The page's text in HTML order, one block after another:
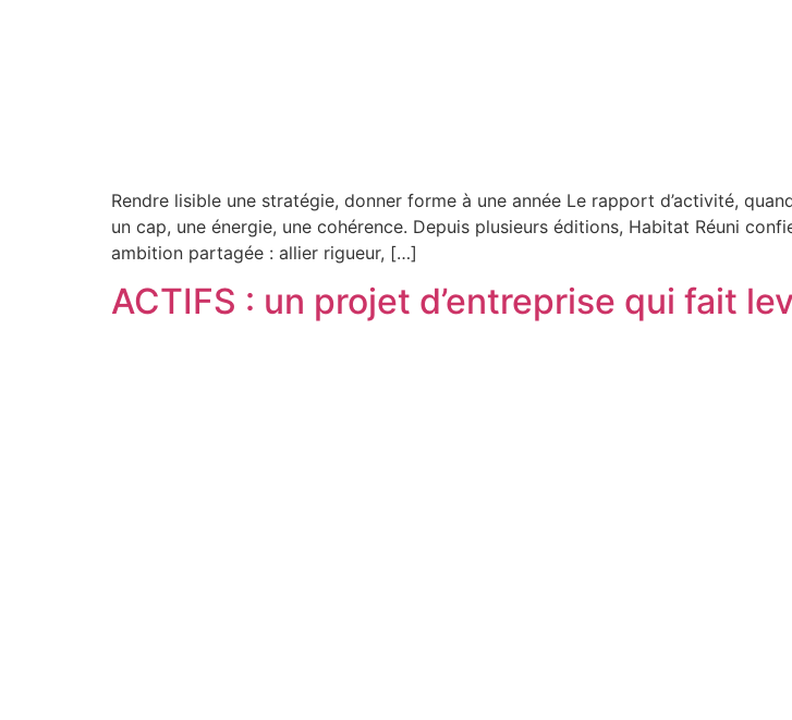
Rendre lisible une stratégie, donner forme à une année Le rapport d’activité,
un cap, une énergie, une cohérence. Depuis plusieurs éditions, Habitat Réuni
ambition partagée : allier rigueur, […]
ACTIFS : un projet d’entreprise qui fait